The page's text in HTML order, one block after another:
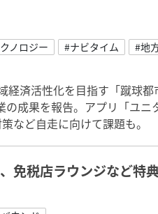
ノロジー #ナビタイム
#地
経済活性化を目指す「蹴球都
成果を報告。アプリ「ユニ
など自走に向けて課題も。
免税店ラウンジなど特